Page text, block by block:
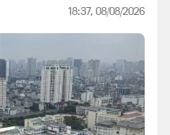
18:37, 08/08/2026